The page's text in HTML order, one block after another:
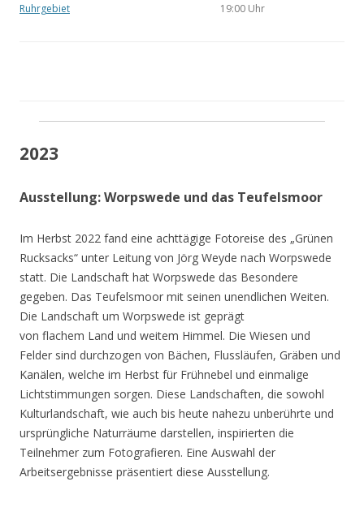
Ruhrgebiet
19:00 Uhr
2023
Ausstellung: Worpswede und das Teufelsmoor
Im Herbst 2022 fand eine achttägige Fotoreise des „Grünen
Rucksacks“ unter Leitung von Jörg Weyde nach Worpswede
statt. Die Landschaft hat Worpswede das Besondere
gegeben. Das Teufelsmoor mit seinen unendlichen Weiten.
Die Landschaft um Worpswede ist geprägt
von flachem Land und weitem Himmel. Die Wiesen und
Felder sind durchzogen von Bächen, Flussläufen, Gräben und
Kanälen, welche im Herbst für Frühnebel und einmalige
Lichtstimmungen sorgen. Diese Landschaften, die sowohl
Kulturlandschaft, wie auch bis heute nahezu unberührte und
ursprüngliche Naturräume darstellen, inspirierten die
Teilnehmer zum Fotografieren. Eine Auswahl der
Arbeitsergebnisse präsentiert diese Ausstellung.